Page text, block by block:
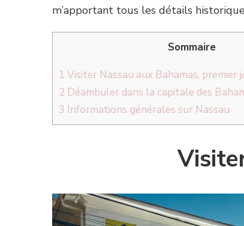
m’apportant tous les détails
Sommaire
1 Visiter Nassau aux Bahamas, premier
2 Déambuler dans la capitale des
3 Informations générales sur Nassau